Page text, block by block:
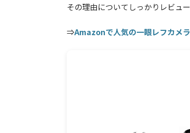
その理由についてしっかりレビュー
⇒Amazonで人気の一眼レフカメ